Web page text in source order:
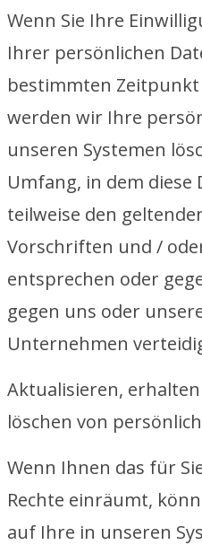
Wenn Sie Ihre
Ihrer persönlichen
bestimmten
werden wir Ihre
unseren Systemen
Umfang, in dem diese
teilweise den
Vorschriften und /
entsprechen oder
gegen uns oder
Unternehmen
Aktualisieren,
löschen von
Wenn Ihnen das für
Rechte einräumt,
auf Ihre in unseren